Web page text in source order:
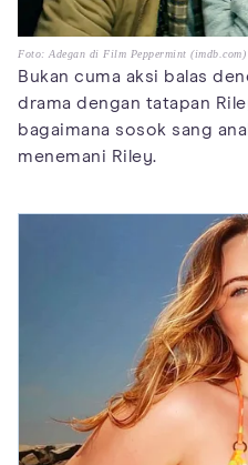
Foto: Adegan di Film Peppermint (imdb.com)
Bukan cuma aksi balas
drama dengan tatapan
bagaimana sosok sang
menemani Riley.